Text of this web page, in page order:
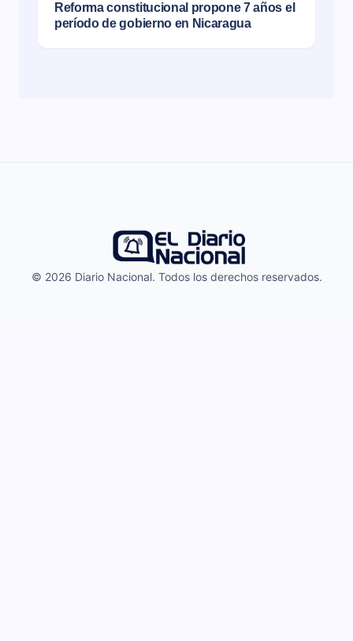
Reforma constitucional propone 7 años el
período de gobierno en Nicaragua
© 2026 Diario Nacional. Todos los derechos reservados.